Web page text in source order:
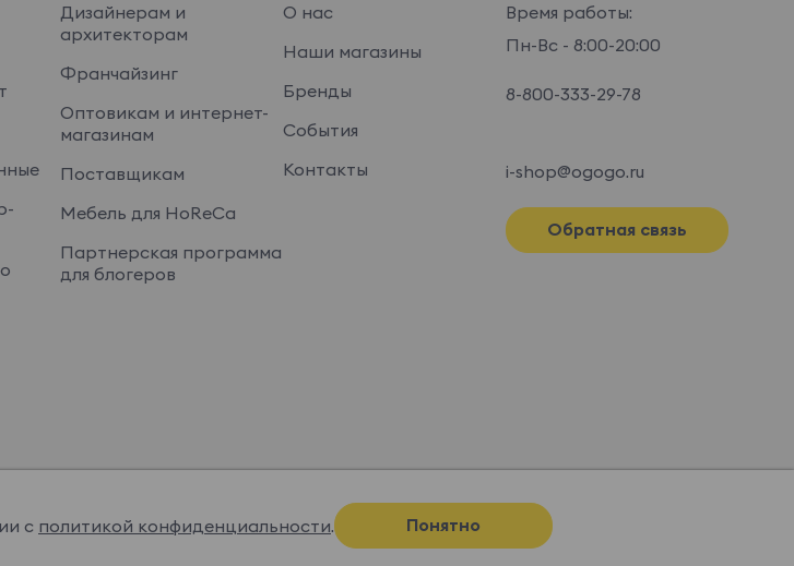
Дизайнерам и
архитекторам
Франчайзинг
Оптовикам и интернет-
магазинам
Поставщикам
Мебель для HoReCa
Партнерская программа
для блогеров
О нас
Наши магазины
Бренды
События
Контакты
Время работы:
Пн-Вс - 8:00-20:00
8-800-333-29-78
i-shop@ogogo.ru
Обратная связь
Спроектировано и нарисовано в
с политикой конфиденциальности. Понятно